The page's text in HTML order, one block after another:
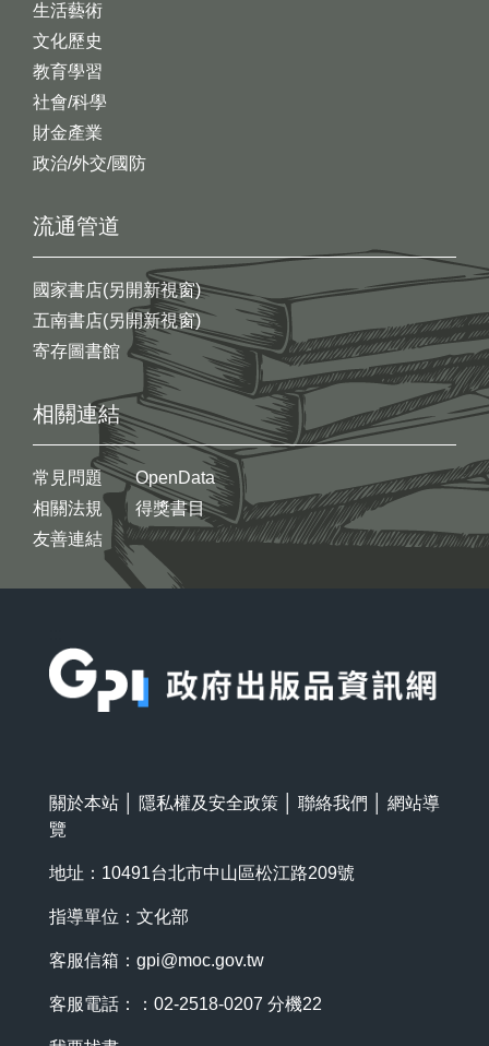
生活藝術
文化歷史
教育學習
社會/科學
財金產業
政治/外交/國防
流通管道
國家書店(另開新視窗)
五南書店(另開新視窗)
寄存圖書館
相關連結
常見問題
相關法規
友善連結
OpenData
得獎書目
關於本站 隱私權及安全政策 聯絡我們
網站導
覽
地址：10491台北市中山區松江路209號
指導單位：文化部
客服信箱： gpi@moc.gov.tw
客服電話：：02-2518-0207 分機22